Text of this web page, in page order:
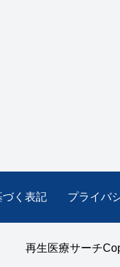
づく表記 プライバ
再生医療サーチ